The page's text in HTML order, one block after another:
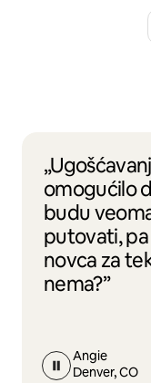
omogućilo
budu
putovati,
novca za
nema?”
Angie
Denver, CO